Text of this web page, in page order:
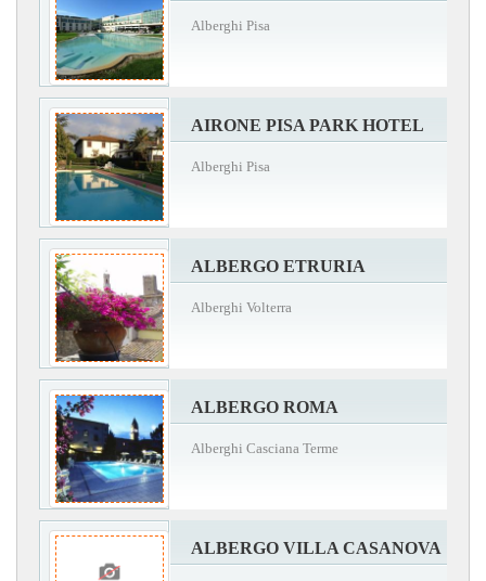
Alberghi Pisa
AIRONE PISA PARK HOTEL
Alberghi Pisa
ALBERGO ETRURIA
Alberghi Volterra
ALBERGO ROMA
Alberghi Casciana Terme
ALBERGO VILLA CASANOVA